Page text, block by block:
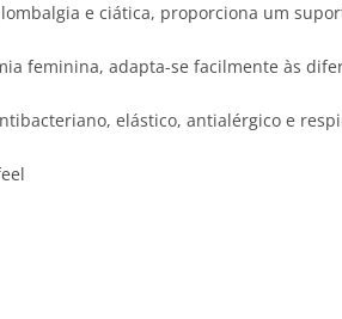
e ciática, proporciona um
feminina, adapta-se facilmente às
elástico, antialérgico e